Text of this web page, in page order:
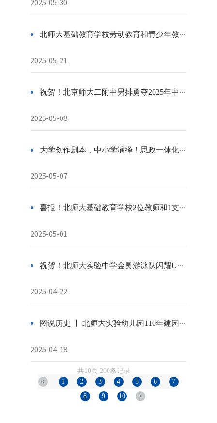
2025-05-30
北师大基础教育学校劳动教育和青少年教育活动风采
2025-05-21
祝贺！北京师大二附中男排勇夺2025年中国中学生排球锦标赛第五名
2025-05-08
大学创作剧本，中小学演绎！思政一体化创新项目《教师万岁》丨北京师范大学万宁实验学校展演
2025-05-07
喜报！北师大基础教育学校2位教师和1支团队荣获2025年北京市先进工作者和模范集体！
2025-05-01
祝贺！北师大实验中学金奥游泳队闪耀U15世中运，勇夺三金三银为国争光
2025-04-22
图说历史 丨 北师大实验幼儿园110年建园历史
2025-04-18
共10页 200条记录
<
1 2 3 4 5 6
7
8
9 10 >